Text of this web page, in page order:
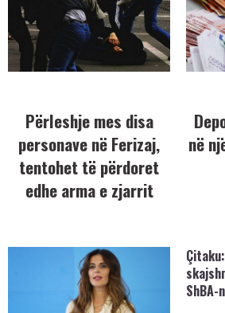
Përleshje mes disa
personave në Ferizaj,
tentohet të përdoret
edhe arma e zjarrit
në
ShBA-